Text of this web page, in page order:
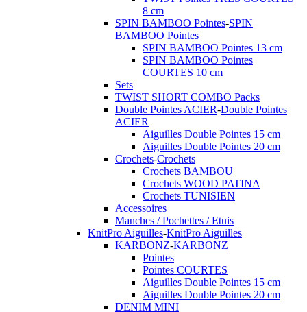
8 cm
SPIN BAMBOO Pointes-SPIN
BAMBOO Pointes
SPIN BAMBOO Pointes 13 cm
SPIN BAMBOO Pointes
COURTES 10 cm
Sets
TWIST SHORT COMBO Packs
Double Pointes ACIER-Double Pointes
ACIER
Aiguilles Double Pointes 15 cm
Aiguilles Double Pointes 20 cm
Crochets-Crochets
Crochets BAMBOU
Crochets WOOD PATINA
Crochets TUNISIEN
Accessoires
Manches / Pochettes / Etuis
KnitPro Aiguilles-KnitPro Aiguilles
KARBONZ-KARBONZ
Pointes
Pointes COURTES
Aiguilles Double Pointes 15 cm
Aiguilles Double Pointes 20 cm
DENIM MINI